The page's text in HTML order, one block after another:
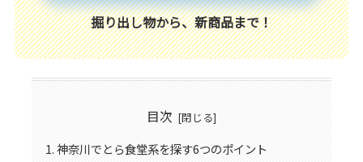
掘り出し物から、新商品まで！
目次
神奈川でとら食堂系を探す6つのポイント